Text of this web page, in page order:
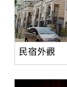
民宿外觀